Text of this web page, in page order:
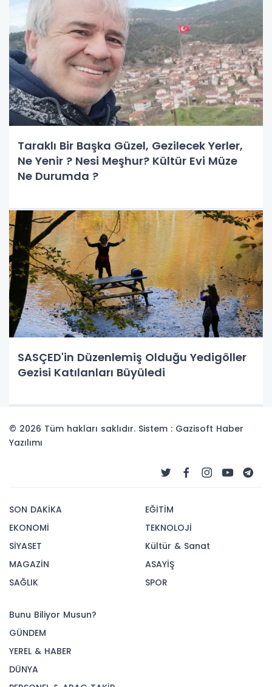
Taraklı Bir Başka Güzel, Gezilecek Yerler,
Ne Yenir ? Nesi Meşhur? Kültür Evi Müze
Ne Durumda ?
SASÇED'in Düzenlemiş Olduğu Yedigöller
Gezisi Katılanları Büyüledi
© 2026 Tüm hakları saklıdır. Sistem : Gazisoft Haber
Yazılımı
SON DAKİKA
EKONOMİ
SİYASET
MAGAZİN
SAĞLIK
EĞİTİM
TEKNOLOJİ
Kültür & Sanat
ASAYİŞ
SPOR
Bunu Biliyor Musun?
GÜNDEM
YEREL & HABER
DÜNYA